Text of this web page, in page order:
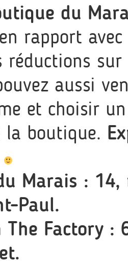
du
rapport
réductions
aussi
et choisir
boutique.
Marais :
Paul.
The Factory